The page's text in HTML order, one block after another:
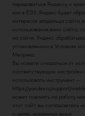
передаваться Яндексу и
или в ЕЭЗ. Яндекс будет
интересах владельца сайта,
использования вами сайта,
на сайте. Яндекс
установленном в Условиях
Метрика.
Вы можете отказаться от
соответствующие
использовать инструмент —
https://yandex.ru/support/
может повлиять на работу
этот сайт, вы соглашаетесь
и целях, указанных выше.
МИНЗДРАВ